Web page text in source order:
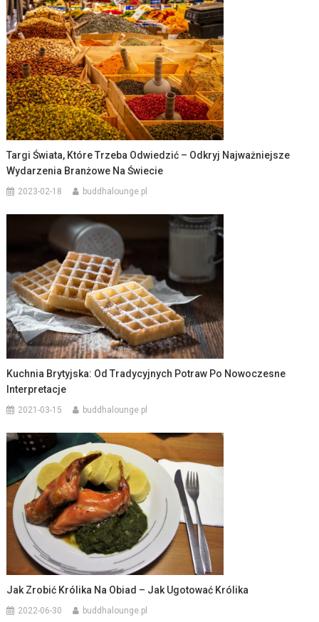
Targi Świata, Które Trzeba Odwiedzić – Odkryj Najważniejsze
Wydarzenia Branżowe Na Świecie
2023-02-18 buddhalounge.pl
Kuchnia Brytyjska: Od Tradycyjnych Potraw Po Nowoczesne
Interpretacje
2021-03-15 buddhalounge.pl
Jak Zrobić Królika Na Obiad – Jak Ugotować Królika
2022-06-30 buddhalounge.pl